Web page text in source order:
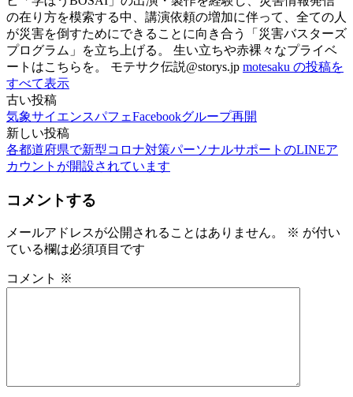
の在り方を模索する中、講演依頼の増加に伴って、全ての人
が災害を倒すためにできることに向き合う「災害バスターズ
プログラム」を立ち上げる。 生い立ちや赤裸々なプライベ
ートはこちらを。 モテサク伝説@storys.jp motesaku の投稿を
すべて表示
投
稿
ナ
ゲ
ー
シ
ョ
古い投稿
気象サイエンスパフェFacebookグループ再開
新しい投稿
各都道府県で新型コロナ対策パーソナルサポートのLINEア
カウントが開設されています
コメントする
メールアドレスが公開されることはありません。 ※ が付い
ている欄は必須項目です
コメント ※